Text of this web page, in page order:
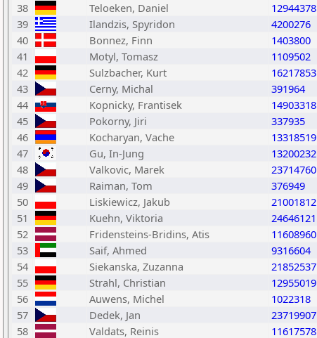
38
Teloeken, Daniel 12944378
39
Ilandzis, Spyridon 4200276
40
Bonnez, Finn 1403800
41
Motyl, Tomasz 1109502
42
Sulzbacher, Kurt 16217853
43
Cerny, Michal 391964
44
Kopnicky, Frantisek 14903318
45
Pokorny, Jiri 337935
46
Kocharyan, Vache 13318519
47
Gu, In-Jung 13200232
48
Valkovic, Marek 23714760
49
Raiman, Tom 376949
50
Liskiewicz, Jakub 21001812
51
Kuehn, Viktoria 24646121
52
Fridensteins-Bridins, Atis 11608960
53
Saif, Ahmed 9316604
54
Siekanska, Zuzanna 21852537
55
Strahl, Christian 12955019
56
Auwens, Michel 1022318
57
Dedek, Jan 23719907
58
Valdats, Reinis 11617578